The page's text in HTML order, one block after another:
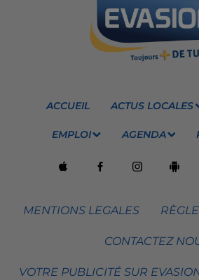
ACCUEIL ACTUS LOCALES
EMPLOI AGENDA
MENTIONS LEGALES
CONTACTEZ
VOTRE PUBLICITÉ SUR